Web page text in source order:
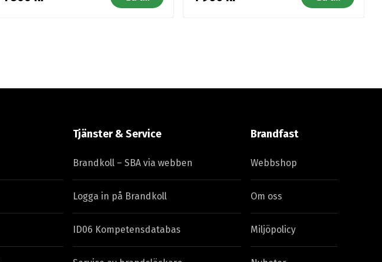
Tjänster & Service
Brandkoll – SBA via webben
Logga in på Brandkoll
ID06 Kompetensdatabas
Brandfast
Webbshop
Om oss
Miljöpolicy